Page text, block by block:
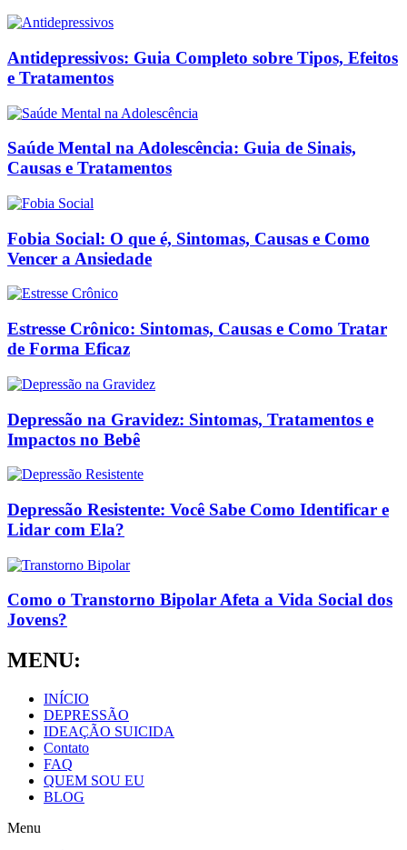
Antidepressivos: Guia Completo sobre Tipos, Efeitos
e Tratamentos
Saúde Mental na Adolescência: Guia de Sinais,
Causas e Tratamentos
Fobia Social: O que é, Sintomas, Causas e Como
Vencer a Ansiedade
Estresse Crônico: Sintomas, Causas e Como Tratar
de Forma Eficaz
Depressão na Gravidez: Sintomas, Tratamentos e
Impactos no Bebê
Depressão Resistente: Você Sabe Como Identificar e
Lidar com Ela?
Como o Transtorno Bipolar Afeta a Vida Social dos
Jovens?
MENU:
INÍCIO
DEPRESSÃO
IDEAÇÃO SUICIDA
Contato
FAQ
QUEM SOU EU
BLOG
Menu